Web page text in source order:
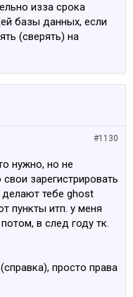
изза срока
базы данных, если
(сверять) на
#1130
нужно, но не
зарегистрировать
делают тебе ghost
пункты итп. у меня
в след году тк.
просто права